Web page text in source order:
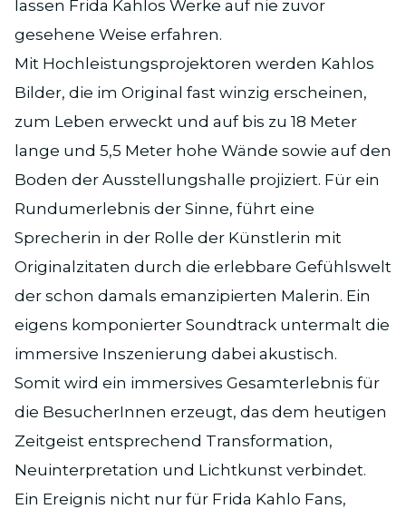
lassen Frida Kahlos Werke auf nie zuvor
gesehene Weise erfahren.
Mit Hochleistungsprojektoren werden Kahlos
Bilder, die im Original fast winzig erscheinen,
zum Leben erweckt und auf bis zu 18 Meter
lange und 5,5 Meter hohe Wände sowie auf den
Boden der Ausstellungshalle projiziert. Für ein
Rundumerlebnis der Sinne, führt eine
Sprecherin in der Rolle der Künstlerin mit
Originalzitaten durch die erlebbare Gefühlswelt
der schon damals emanzipierten Malerin. Ein
eigens komponierter Soundtrack untermalt die
immersive Inszenierung dabei akustisch.
Somit wird ein immersives Gesamterlebnis für
die BesucherInnen erzeugt, das dem heutigen
Zeitgeist entsprechend Transformation,
Neuinterpretation und Lichtkunst verbindet.
Ein Ereignis nicht nur für Frida Kahlo Fans,